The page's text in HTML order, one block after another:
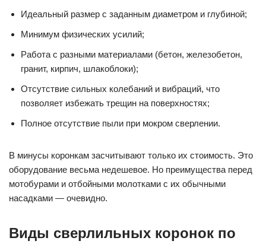
Идеальный размер с заданным диаметром и глубиной;
Минимум физических усилий;
Работа с разными материалами (бетон, железобетон,
гранит, кирпич, шлакоблоки);
Отсутствие сильных колебаний и вибраций, что
позволяет избежать трещин на поверхностях;
Полное отсутствие пыли при мокром сверлении.
В минусы коронкам засчитывают только их стоимость. Это
оборудование весьма недешевое. Но преимущества перед
мотобурами и отбойными молотками с их обычными
насадками — очевидно.
Виды сверлильных коронок по